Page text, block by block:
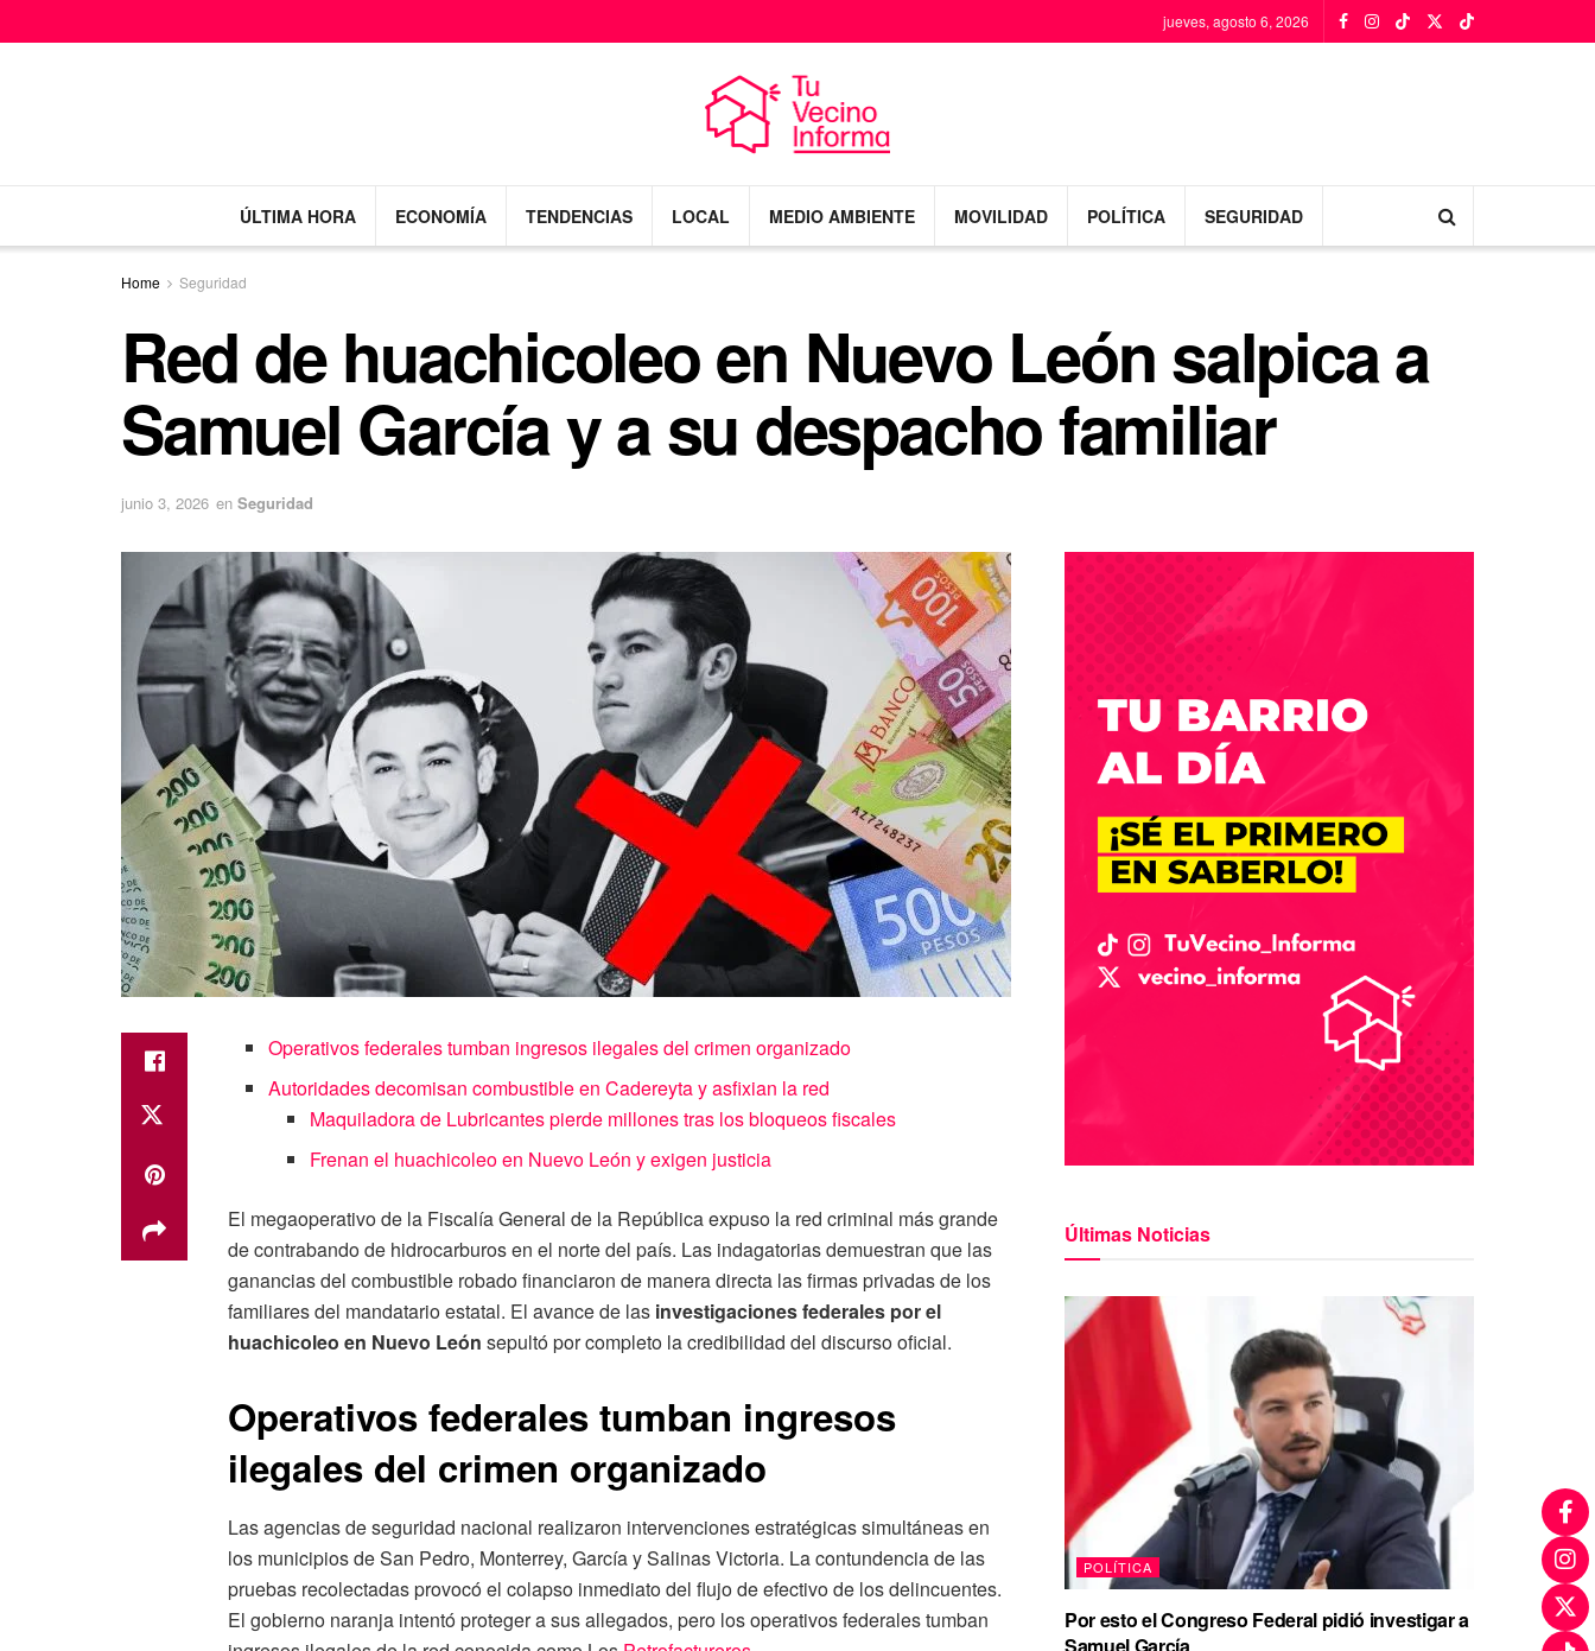
jueves, agosto 6, 2026
ÚLTIMA HORA ECONOMÍA TENDENCIAS LOCAL MEDIO AMBIENTE MOVILIDAD POLÍTICA SEGURIDAD
Home Seguridad
Red de huachicoleo en Nuevo León salpica a
Samuel García y a su despacho familiar
junio 3, 2026 en Seguridad
Operativos federales tumban ingresos ilegales del crimen organizado
Autoridades decomisan combustible en Cadereyta y asfixian la red
Maquiladora de Lubricantes pierde millones tras los bloqueos fiscales
Frenan el huachicoleo en Nuevo León y exigen justicia
El megaoperativo de la Fiscalía General de la República expuso la red criminal más grande
de contrabando de hidrocarburos en el norte del país. Las indagatorias demuestran que las
ganancias del combustible robado financiaron de manera directa las firmas privadas de los
familiares del mandatario estatal. El avance de las investigaciones federales por el
huachicoleo en Nuevo León sepultó por completo la credibilidad del discurso oficial.
Operativos federales tumban ingresos
ilegales del crimen organizado
Las agencias de seguridad nacional realizaron intervenciones estratégicas simultáneas en
los municipios de San Pedro, Monterrey, García y Salinas Victoria. La contundencia de las
pruebas recolectadas provocó el colapso inmediato del flujo de efectivo de los delincuentes.
El gobierno naranja intentó proteger a sus allegados, pero los operativos federales tumban
Últimas Noticias
POLÍTICA
Por esto el Congreso Federal pidió investigar a